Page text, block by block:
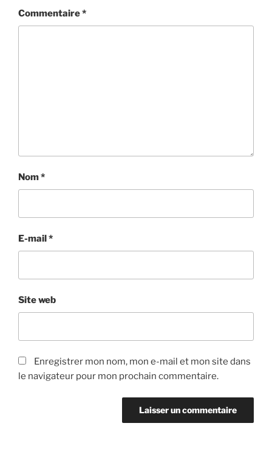
Commentaire*
Nom*
E-mail*
Site web
Enregistrer mon nom, mon e-mail et mon site dans
le navigateur pour mon prochain commentaire.